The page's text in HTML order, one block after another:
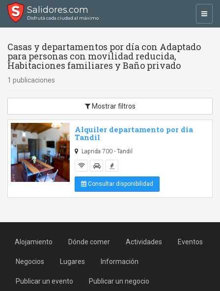
Salidores.com
Disfrutá cada ciudad al máximo
Casas y departamentos por día con Adaptado
para personas con movilidad reducida,
Habitaciones familiares y Baño privado
1 publicaciones
Mostrar filtros
Alquiler departamento por dia
Tandil
Laprida 700 - Tandil
Consultar disponibilidad
Alojamiento Dónde comer Actividades Eventos
Negocios Lugares Información
Publicar un evento Publicar un negocio